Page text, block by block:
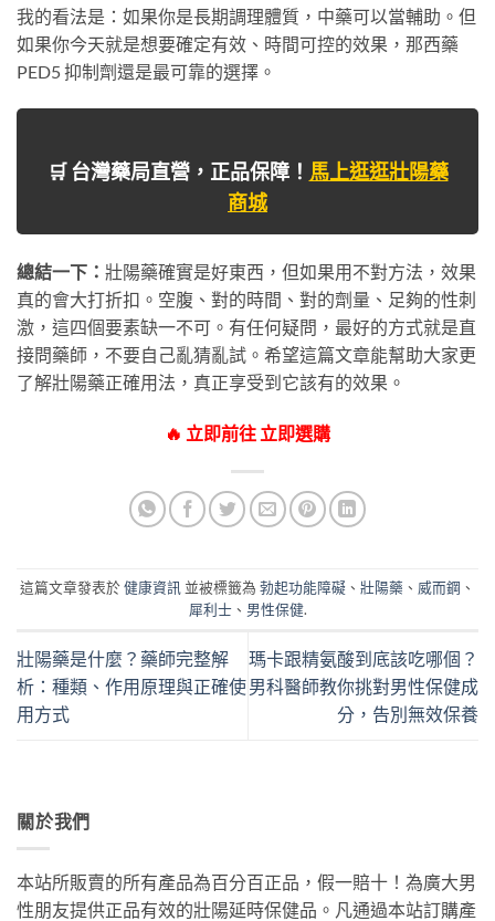
我的看法是：如果你是長期調理體質，中藥可以當輔助。但
如果你今天就是想要確定有效、時間可控的效果，那西藥
PED5 抑制劑還是最可靠的選擇。
🛒 台灣藥局直營，正品保障！ 馬上逛逛壯陽藥
商城
總結一下： 壯陽藥確實是好東西，但如果用不對方法，效果
真的會大打折扣。空腹、對的時間、對的劑量、足夠的性刺
激，這四個要素缺一不可。有任何疑問，最好的方式就是直
接問藥師，不要自己亂猜亂試。希望這篇文章能幫助大家更
了解壯陽藥正確用法，真正享受到它該有的效果。
🔥 立即前往 立即選購
這篇文章發表於健康資訊 並被標籤為 勃起功能障礙 、 壯陽藥 、 威而鋼 、
犀利士、 男性保健.
壯陽藥是什麼？藥師完整解
析：種類、作用原理與正確使
用方式
瑪卡跟精氨酸到底該吃哪個？
男科醫師教你挑對男性保健成
分，告別無效保養
關於我們
本站所販賣的所有產品為百分百正品，假一賠十！為廣大男
性朋友提供正品有效的壯陽延時保健品。凡通過本站訂購產